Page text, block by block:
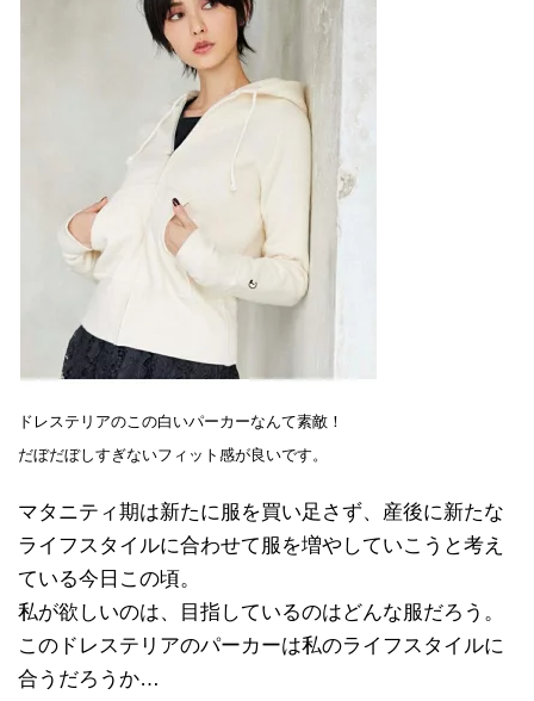
ドレステリアのこの白いパーカーなんて素敵！
だぼだぼしすぎないフィット感が良いです。
マタニティ期は新たに服を買い足さず、産後に新たな
ライフスタイルに合わせて服を増やしていこうと考え
ている今日この頃。
私が欲しいのは、目指しているのはどんな服だろう。
このドレステリアのパーカーは私のライフスタイルに
合うだろうか…